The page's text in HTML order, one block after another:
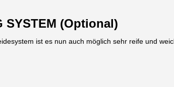
SYSTEM (Optional)
ist es nun auch möglich sehr reife und